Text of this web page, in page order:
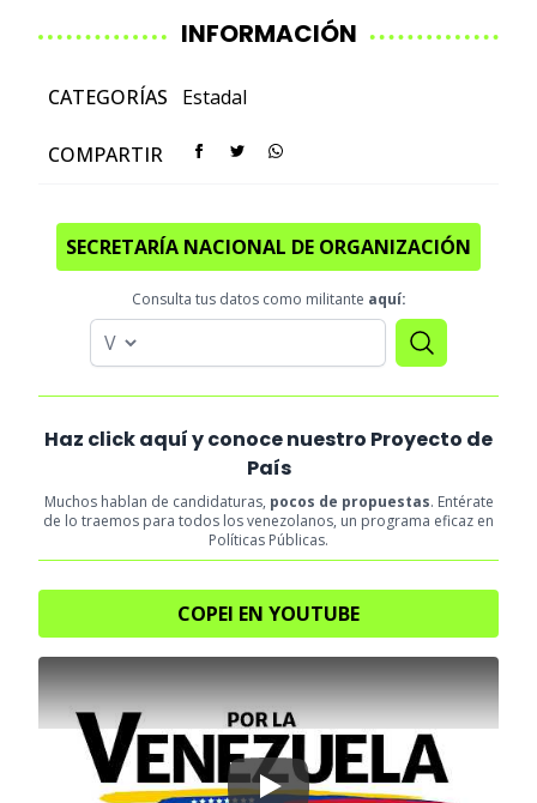
INFORMACIÓN
CATEGORÍAS Estadal
COMPARTIR
SECRETARÍA NACIONAL DE ORGANIZACIÓN
Consulta tus datos como militante aquí:
Haz click aquí y conoce nuestro Proyecto de
País
Muchos hablan de candidaturas, pocos de propuestas. Entérate
de lo traemos para todos los venezolanos, un programa eficaz en
Políticas Públicas.
COPEI EN YOUTUBE